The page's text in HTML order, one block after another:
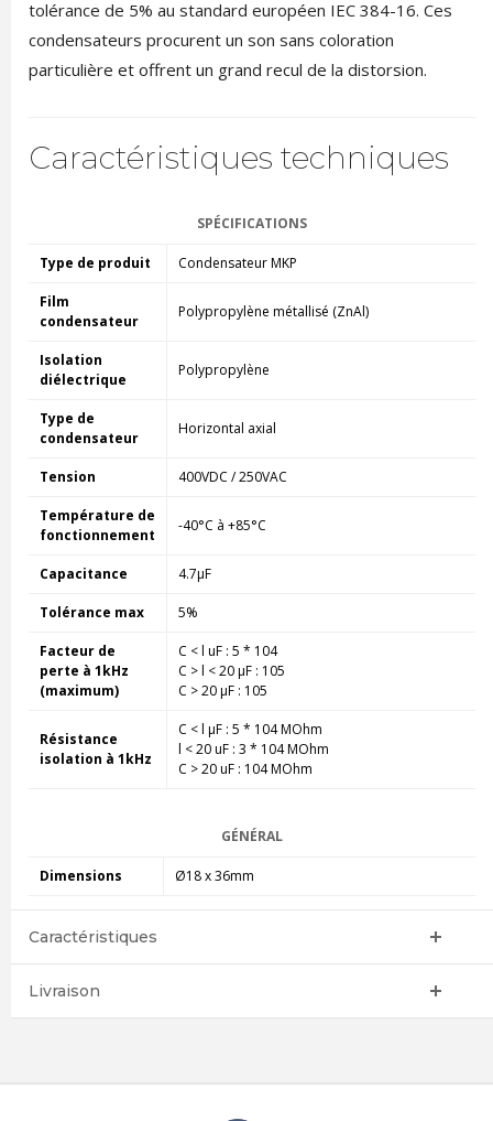
tolérance de 5% au standard européen IEC 384-16. Ces
condensateurs procurent un son sans coloration
particulière et offrent un grand recul de la distorsion.
Caractéristiques techniques
SPÉCIFICATIONS
Type de produit Condensateur MKP
Film
condensateur
Polypropylène métallisé (ZnAl)
Isolation
diélectrique
Polypropylène
Type de
condensateur
Horizontal axial
Tension 400VDC / 250VAC
Température de
fonctionnement
-40°C à +85°C
Capacitance 4.7µF
Tolérance max 5%
Facteur de
perte à 1kHz
(maximum)
C < l uF : 5 * 104
C > l < 20 µF : 105
C > 20 µF : 105
Résistance
isolation à 1kHz
C < l µF : 5 * 104 MOhm
l < 20 uF : 3 * 104 MOhm
C > 20 uF : 104 MOhm
GÉNÉRAL
Dimensions Ø18 x 36mm
Caractéristiques
Livraison